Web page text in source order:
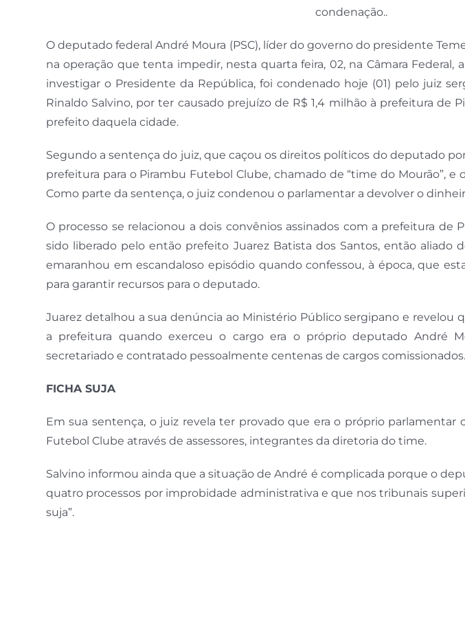
condenação..
O deputado federal André Moura (PSC), líder do governo do presidente
na operação que tenta impedir, nesta quarta feira, 02, na Câmara Federal,
investigar o Presidente da República, foi condenado hoje (01) pelo juiz
Rinaldo Salvino, por ter causado prejuízo de R$ 1,4 milhão à prefeitura de
prefeito daquela cidade.
Segundo a sentença do juiz, que caçou os direitos políticos do deputado
prefeitura para o Pirambu Futebol Clube, chamado de “time do Mourão”, e
Como parte da sentença, o juiz condenou o parlamentar a devolver o
O processo se relacionou a dois convênios assinados com a prefeitura de
sido liberado pelo então prefeito Juarez Batista dos Santos, então aliado
emaranhou em escandaloso episódio quando confessou, à época, que
para garantir recursos para o deputado.
Juarez detalhou a sua denúncia ao Ministério Público sergipano e revelou
a prefeitura quando exerceu o cargo era o próprio deputado André
secretariado e contratado pessoalmente centenas de cargos comissionados.
FICHA SUJA
Em sua sentença, o juiz revela ter provado que era o próprio
Futebol Clube através de assessores, integrantes da diretoria do time.
Salvino informou ainda que a situação de André é complicada porque o
quatro processos por improbidade administrativa e que nos tribunais
suja”.